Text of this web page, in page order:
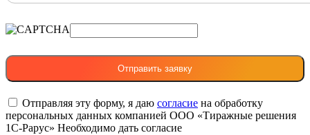
Отправляя эту форму, я даю согласие на обработку
персональных данных компанией ООО «Тиражные решения
1С-Рарус» Необходимо дать согласие